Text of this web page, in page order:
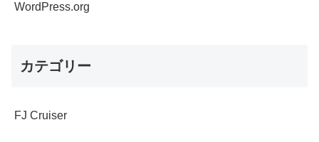
WordPress.org
カテゴリー
FJ Cruiser